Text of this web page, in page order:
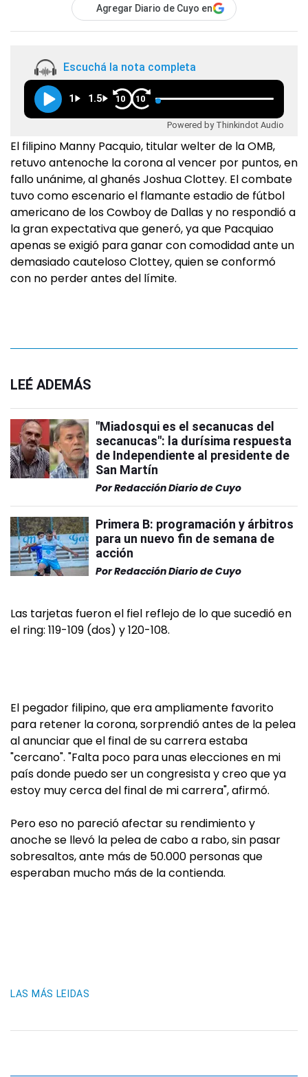
Agregar Diario de Cuyo en
Escuchá la nota completa
1 1.5 10 10
Powered by Thinkindot Audio
El filipino Manny Pacquio, titular welter de la OMB,
retuvo antenoche la corona al vencer por puntos, en
fallo unánime, al ghanés Joshua Clottey. El combate
tuvo como escenario el flamante estadio de fútbol
americano de los Cowboy de Dallas y no respondió a
la gran expectativa que generó, ya que Pacquiao
apenas se exigió para ganar con comodidad ante un
demasiado cauteloso Clottey, quien se conformó
con no perder antes del límite.
LEÉ ADEMÁS
"Miadosqui es el secanucas del
secanucas": la durísima respuesta
de Independiente al presidente de
San Martín
PorRedacción Diario de Cuyo
Primera B: programación y árbitros
para un nuevo fin de semana de
acción
PorRedacción Diario de Cuyo
Las tarjetas fueron el fiel reflejo de lo que sucedió en
el ring: 119-109 (dos) y 120-108.
El pegador filipino, que era ampliamente favorito
para retener la corona, sorprendió antes de la pelea
al anunciar que el final de su carrera estaba
"cercano". "Falta poco para unas elecciones en mi
país donde puedo ser un congresista y creo que ya
estoy muy cerca del final de mi carrera", afirmó.
Pero eso no pareció afectar su rendimiento y
anoche se llevó la pelea de cabo a rabo, sin pasar
sobresaltos, ante más de 50.000 personas que
esperaban mucho más de la contienda.
LAS MÁS LEIDAS